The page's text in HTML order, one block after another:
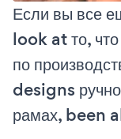
Если вы все
look at то,
по
designs
рамах, been